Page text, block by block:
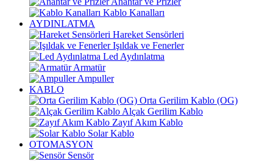
Kablo Kanalları
AYDINLATMA
Hareket Sensörleri
Işıldak ve Fenerler
Led Aydınlatma
Armatür
Ampuller
KABLO
Orta Gerilim Kablo (OG)
Alçak Gerilim Kablo
Zayıf Akım Kablo
Solar Kablo
OTOMASYON
Sensör